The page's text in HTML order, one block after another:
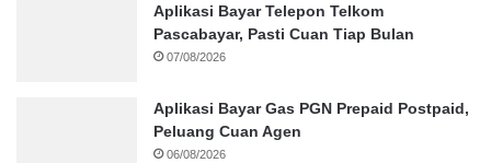
Aplikasi Bayar Telepon Telkom
Pascabayar, Pasti Cuan Tiap Bulan
07/08/2026
Aplikasi Bayar Gas PGN Prepaid Postpaid,
Peluang Cuan Agen
06/08/2026